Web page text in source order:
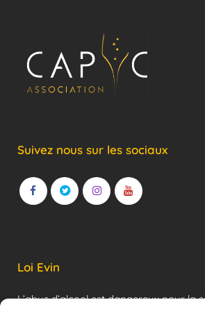
Suivez nous sur les sociaux
Loi Evin
L’abus d’alcool est dangereux pour la